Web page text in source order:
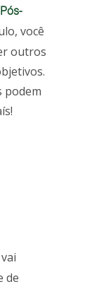
Pós-
você
outros
podem
vai
de